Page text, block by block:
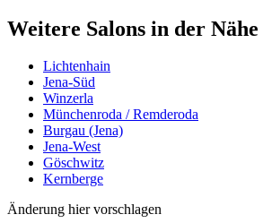
Weitere Salons in der Nähe
Lichtenhain
Jena-Süd
Winzerla
Münchenroda / Remderoda
Burgau (Jena)
Jena-West
Göschwitz
Kernberge
Änderung hier vorschlagen